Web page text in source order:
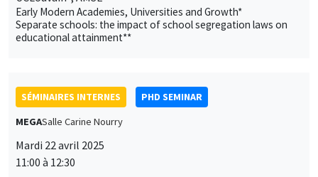
Early Modern Academies, Universities and Growth*
Separate schools: the impact of school segregation laws on
educational attainment**
SÉMINAIRES INTERNES
PHD SEMINAR
MEGASalle Carine Nourry
Mardi 22 avril 2025
11:00 à 12:30